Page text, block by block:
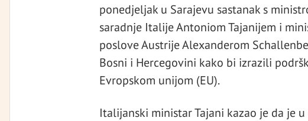
ponedjeljak u Sarajevu sastanak s
saradnje Italije Antoniom Tajanijem i
poslove Austrije Alexanderom
Bosni i Hercegovini kako bi izrazili
Evropskom unijom (EU).
Italijanski ministar Tajani kazao je da je